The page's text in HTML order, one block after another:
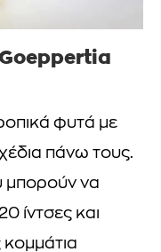
φυτά με
πάνω τους.
μπορούν να
ίντσες και